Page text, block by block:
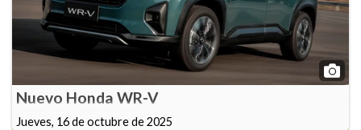
Nuevo Honda WR-V
Jueves, 16 de octubre de 2025